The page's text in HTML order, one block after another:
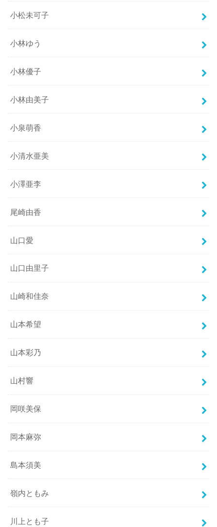
小松未可子
小林ゆう
小林優子
小林由美子
小泉萌香
小清水亜美
小澤亜李
尾崎由香
山口愛
山口由里子
山崎和佳奈
山本希望
山本彩乃
山村響
岡咲美保
岡本麻弥
島本須美
嶺内ともみ
川上とも子